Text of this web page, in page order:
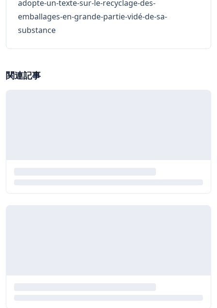
adopte-un-texte-sur-le-recyclage-des-
emballages-en-grande-partie-vidé-de-sa-
substance
関連記事